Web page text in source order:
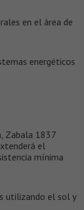
en el área de
energéticos
Zabala 1837
el
mínima
utilizando el sol y